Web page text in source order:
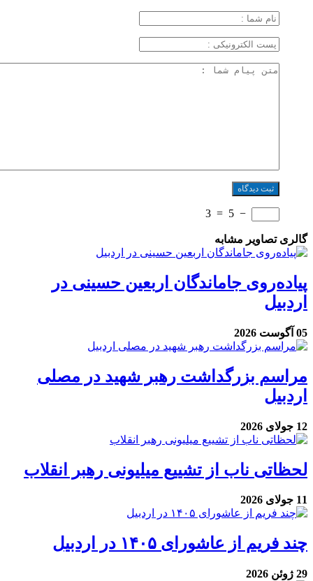
−
5
=
3
گالری تصاویر مشابه
پیاده‌روی جاماندگان اربعین حسینی در
اردبیل
05 آگوست 2026
مراسم بزرگداشت رهبر شهید در مصلی
اردبیل
12 جولای 2026
لحظاتی ناب از تشییع میلیونی رهبر انقلاب
11 جولای 2026
چند فریم از عاشورای ۱۴۰۵ در اردبیل
29 ژوئن 2026